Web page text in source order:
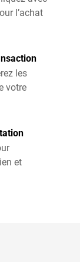
l’achat
les
votre
et